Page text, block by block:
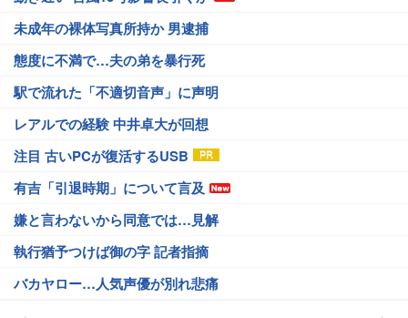
未成年の裸体写真所持か 男逮捕
態度に不満で…夫の弟を暴行死
駅で流れた「不適切音声」に声明
レアルでの経験 中井卓大が回想
注目 古いPCが復活するUSB
有吉「引退時期」について言及
嫌と言わないから同意では…見解
執行猶予つけば御の字 記者指摘
バカヤロー…人気声優が別れ悲痛